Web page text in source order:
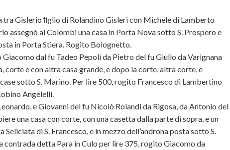
tra Gislerio ﬁglio di Rolandino Gisleri con Michele di Lamberto
assegnò al Colombi una casa in Porta Nova sotto S. Prospero e
in Porta Stiera. Rogito Bolognetto.
dal fu Tadeo Pepoli da Pietro del fu Giulio da Varignana
corte e con altra casa grande, e dopo la corte, altra corte, e
sotto S. Marino. Per lire 500, rogito Francesco di Lambertino
Angelelli.
e Giovanni del fu Nicolò Rolandi da Rigosa, da Antonio del
una casa con corte, con una casetta dalla parte di sopra, e un
di S. Francesco, e in mezzo dell’androna posta sotto S.
contrada detta Para in Culo per lire 375, rogito Giacomo da